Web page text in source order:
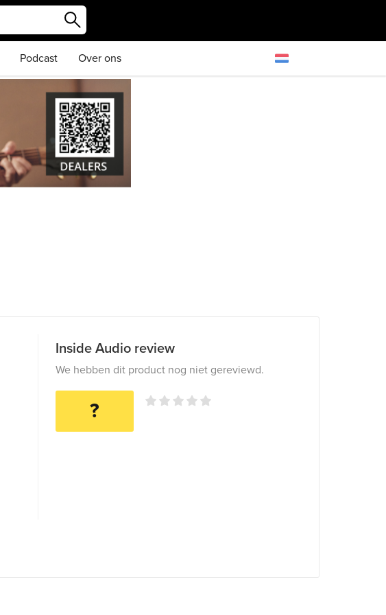
Podcast Over ons
Inside Audio review
We hebben dit product nog niet gereviewd.
?